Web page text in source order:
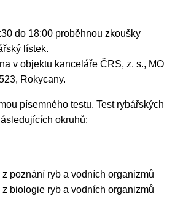
do 18:00 proběhnou zkoušky
lístek.
v objektu kanceláře ČRS, z. s., MO
Rokycany.
písemného testu. Test rybářských
okruhů:
poznání ryb a vodních organizmů
biologie ryb a vodních organizmů